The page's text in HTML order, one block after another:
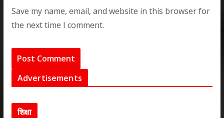
Save my name, email, and website in this browser for
the next time I comment.
Advertisements
शिक्षा